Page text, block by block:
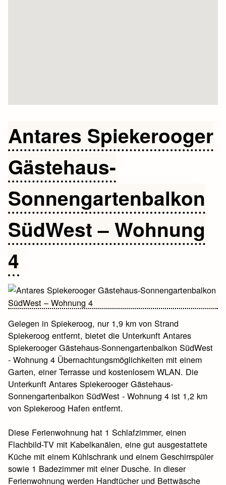
Antares Spiekerooger
Gästehaus-
Sonnengartenbalkon
SüdWest – Wohnung
4
Gelegen in Spiekeroog, nur 1,9 km von Strand
Spiekeroog entfernt, bietet die Unterkunft Antares
Spiekerooger Gästehaus-Sonnengartenbalkon SüdWest
- Wohnung 4 Übernachtungsmöglichkeiten mit einem
Garten, einer Terrasse und kostenlosem WLAN. Die
Unterkunft Antares Spiekerooger Gästehaus-
Sonnengartenbalkon SüdWest - Wohnung 4 ist 1,2 km
von Spiekeroog Hafen entfernt.
Diese Ferienwohnung hat 1 Schlafzimmer, einen
Flachbild-TV mit Kabelkanälen, eine gut ausgestattete
Küche mit einem Kühlschrank und einem Geschirrspüler
sowie 1 Badezimmer mit einer Dusche. In dieser
Ferienwohnung werden Handtücher und Bettwäsche